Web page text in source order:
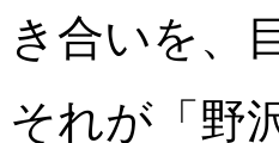
き合いを、
それが「野